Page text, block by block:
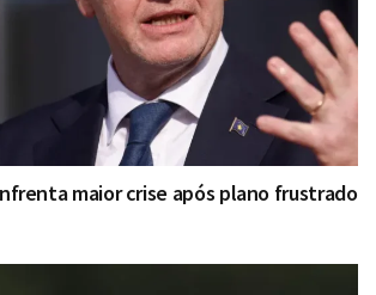
maior crise após plano frustrado